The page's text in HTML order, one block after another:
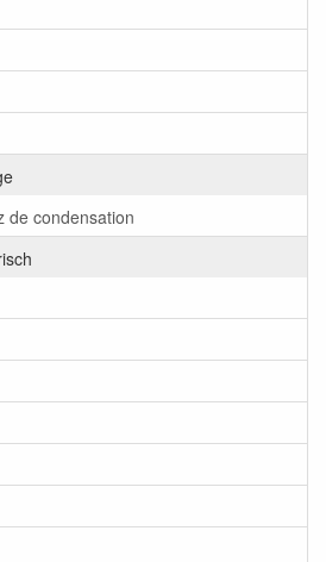
de condensation